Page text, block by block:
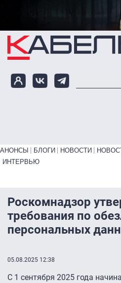
Перейти к основному
Primary links bottom
АНОНСЫ БЛОГИ НОВОСТИ
ИНТЕРВЬЮ
Роскомнадзор
требования по
персональных
05.08.2025 12:38
С 1 сентября 2025 года